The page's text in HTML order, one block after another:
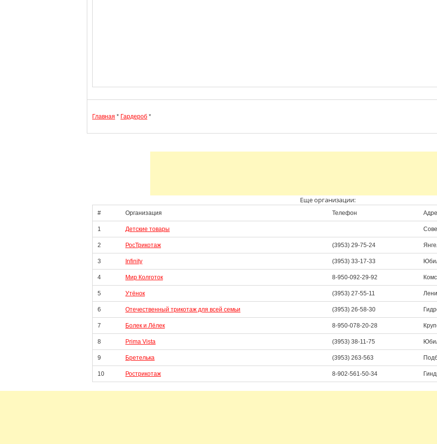
Главная * Гардероб *
Еще организации:
# Организация Телефон
1 Детские товары
2 РосТрикотаж (3953) 29-75-24
3 Infinity (3953) 33-17-33
4 Мир Колготок 8-950-092-29-92
5 Утёнок (3953) 27-55-11
6 Отечественный трикотаж для всей семьи (3953) 26-58-30
7 Болек и Лёлек 8-950-078-20-28
8 Prima Vista (3953) 38-11-75
9 Бретелька (3953) 263-563
10 Рострикотаж 8-902-561-50-34